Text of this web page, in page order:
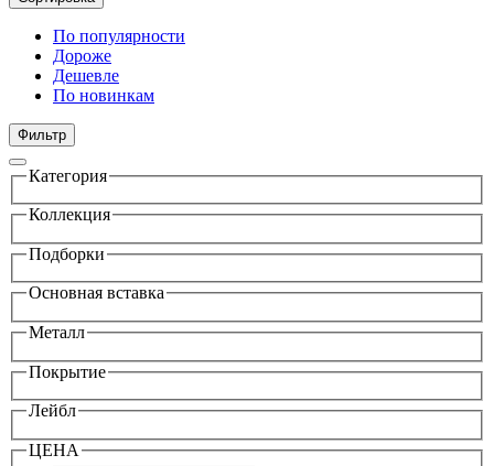
По популярности
Дороже
Дешевле
По новинкам
Фильтр
Категория
Коллекция
Подборки
Основная вставка
Металл
Покрытие
Лейбл
ЦЕНА